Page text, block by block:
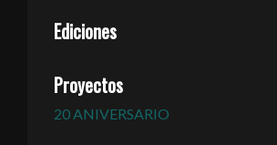
Ediciones
Proyectos
20 ANIVERSARIO